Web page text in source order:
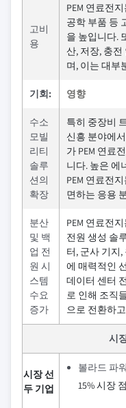
고비
용
PEM 연료전
공학 부품 등
을 높입니다.
산, 저장, 충
며, 이는 대부
기회: 영향
수소
모빌
리티
솔루
션의
확장
특히 중장비
신흥 분야에
가 PEM 연료
니다. 높은 에
PEM 연료전
면하는 응용
분산
및 백
업 전
원 시
스템
수요
증가
PEM 연료전
전원 생성 솔
터, 군사 기지
에 매력적인
데이터 센터
로 인해 조직
으로 전환하
시
시장 선
두 기업
볼라드 파
15% 시장